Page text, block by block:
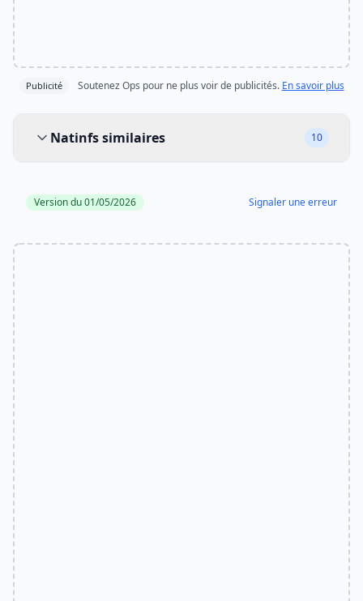
Publicité Soutenez Ops pour ne plus voir de publicités. En savoir plus
Natinfs similaires
10
Version du 01/05/2026 Signaler une erreur